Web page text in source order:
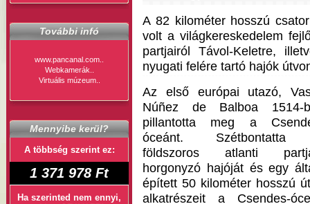
A 82 kilométer hosszú
volt a világkereskedelem
partjairól Távol-Keletre,
nyugati felére tartó hajók
Az első európai utazó,
Núñez de Balboa 1514-
pillantotta meg a
óceánt.
földszoros atlanti
horgonyzó hajóját és egy
épített 50 kilométer hosszú
alkatrészeit a Csendes-
További infó
www.pancanal.com..
Webkamerák..
Virtuális múzeum..
Mennyibe kerül?
A többség szerint ez:
1 371 978 Ft
Ha szerinted nem ennyi,